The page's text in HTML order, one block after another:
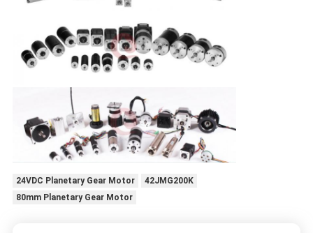
24VDC Planetary Gear Motor
42JMG200K
80mm Planetary Gear Motor